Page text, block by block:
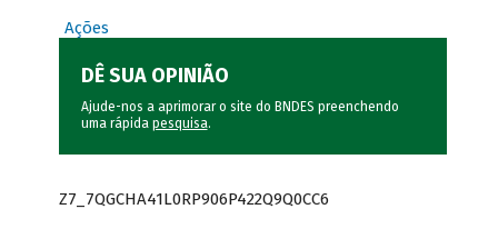
Ações
DÊ SUA OPINIÃO
Ajude-nos a aprimorar o site do BNDES preenchendo
uma rápida pesquisa.
Z7_7QGCHA41L0RP906P422Q9Q0CC6